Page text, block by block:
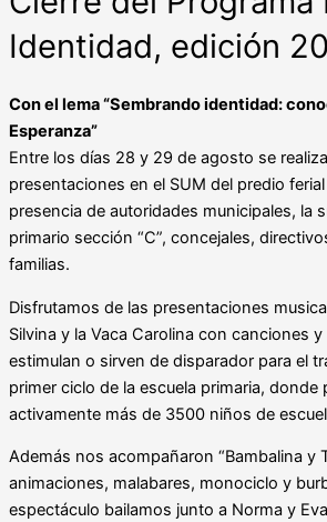
Identidad, edición
Con el lema “Sembrando identidad:
Esperanza”
Entre los días 28 y 29 de agosto se
presentaciones en el SUM del predio
presencia de autoridades municipales, la
primario sección “C”, concejales,
familias.
Disfrutamos de las presentaciones
Silvina y la Vaca Carolina con canciones
estimulan o sirven de disparador para el
primer ciclo de la escuela primaria, donde
activamente más de 3500 niños de
Además nos acompañaron “Bambalina y
animaciones, malabares, monociclo y
espectáculo bailamos junto a Norma y